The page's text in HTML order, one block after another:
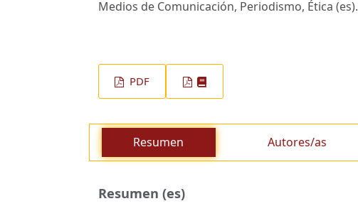
Medios de Comunicación, Periodismo, Ética (es).
PDF
Resumen Autores/as
Resumen (es)